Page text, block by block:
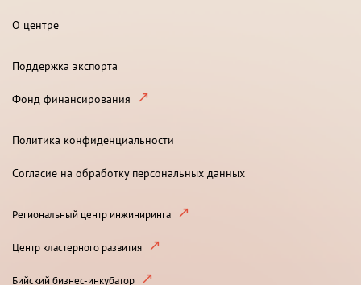
О центре
Поддержка экспорта
Фонд финансирования
Политика конфиденциальности
Согласие на обработку персональных данных
Региональный центр инжиниринга
Центр кластерного развития
Бийский бизнес-инкубатор